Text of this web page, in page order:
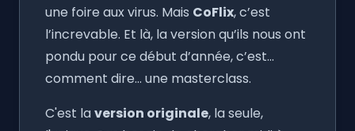
une foire aux virus. Mais CoFlix, c’est
l’increvable. Et là, la version qu’ils nous ont
pondu pour ce début d’année, c’est...
comment dire... une masterclass.
C'est laversion originale, la seule,